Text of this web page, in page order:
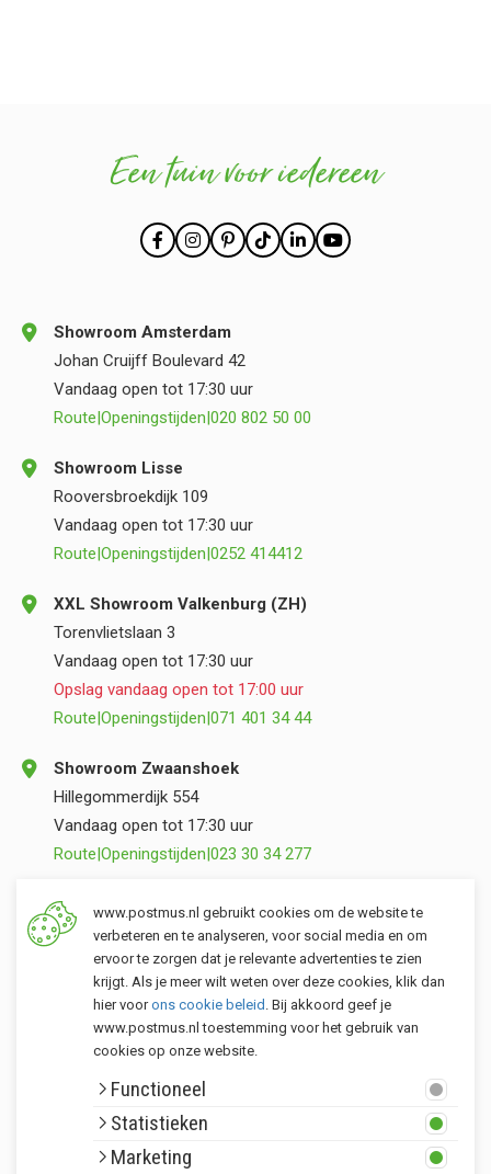
Een tuin voor iedereen
Klantenservice
Postmus merken
Showroom Amsterdam
Johan Cruijff Boulevard 42
Vandaag open tot 17:30 uur
Route Openingstijden 020 802 50 00
Showroom Lisse
Rooversbroekdijk 109
Vandaag open tot 17:30 uur
Route Openingstijden 0252 414412
XXL Showroom Valkenburg (ZH)
Torenvlietslaan 3
Vandaag open tot 17:30 uur
Opslag vandaag open tot 17:00 uur
Route Openingstijden 071 401 34 44
Showroom Zwaanshoek
Hillegommerdijk 554
Vandaag open tot 17:30 uur
Route Openingstijden 023 30 34 277
Opslag Valkenburg (ZH)
Torenvlietslaan 3
Vandaag open tot 17:00 uur
Route|Openingstijden |071 401 34 44
www.postmus.nl gebruikt cookies om de website te
verbeteren en te analyseren, voor social media en om
ervoor te zorgen dat je relevante advertenties te zien
krijgt. Als je meer wilt weten over deze cookies, klik dan
hier voorons cookie beleid . Bij akkoord geef je
www.postmus.nl toestemming voor het gebruik van
cookies op onze website.
Functioneel
Statistieken
Marketing